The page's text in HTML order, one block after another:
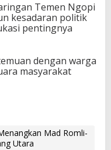
Temen Ngopi
kesadaran politik
pentingnya
dengan warga
masyarakat
Mad Romli-
Utara